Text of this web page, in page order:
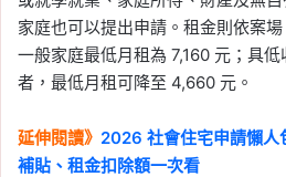
家庭也可以提出申請。租金則依案
一般家庭最低月租為 7,160 元；具
者，最低月租可降至 4,660 元。
延伸閱讀》 2026 社會住宅申請懶人
補貼、租金扣除額一次看